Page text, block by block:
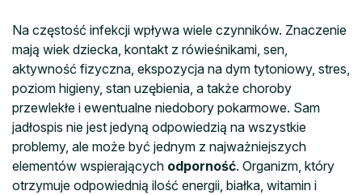
Na częstość infekcji wpływa wiele czynników. Znaczenie
mają wiek dziecka, kontakt z rówieśnikami, sen,
aktywność fizyczna, ekspozycja na dym tytoniowy, stres,
poziom higieny, stan uzębienia, a także choroby
przewlekłe i ewentualne niedobory pokarmowe. Sam
jadłospis nie jest jedyną odpowiedzią na wszystkie
problemy, ale może być jednym z najważniejszych
elementów wspierających odporność. Organizm, który
otrzymuje odpowiednią ilość energii, białka, witamin i